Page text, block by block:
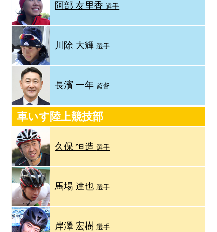
阿部 友里香選手
川除 大輝選手
長濱 一年 監督
車いす陸上競技部
久保 恒造選手
馬場 達也選手
岸澤 宏樹選手